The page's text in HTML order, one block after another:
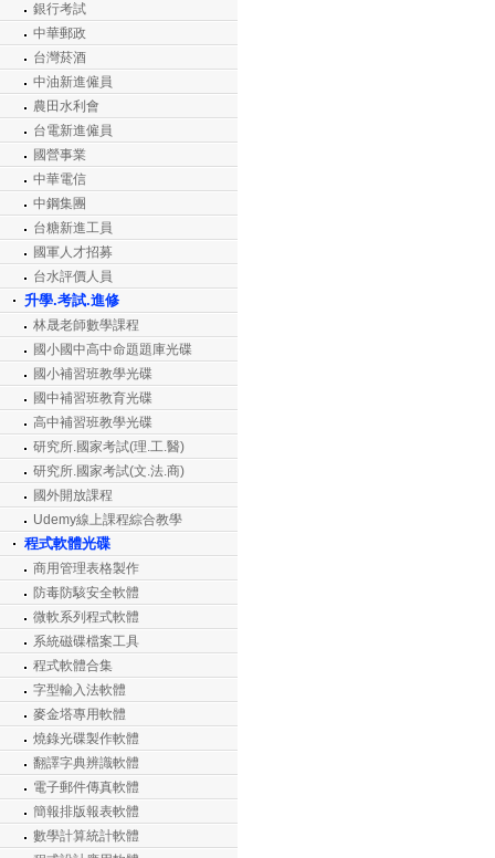
銀行考試
中華郵政
台灣菸酒
中油新進僱員
農田水利會
台電新進僱員
國營事業
中華電信
中鋼集團
台糖新進工員
國軍人才招募
台水評價人員
升學.考試.進修
林晟老師數學課程
國小國中高中命題題庫光碟
國小補習班教學光碟
國中補習班教育光碟
高中補習班教學光碟
研究所.國家考試(理.工.醫)
研究所.國家考試(文.法.商)
國外開放課程
Udemy線上課程綜合教學
程式軟體光碟
商用管理表格製作
防毒防駭安全軟體
微軟系列程式軟體
系統磁碟檔案工具
程式軟體合集
字型輸入法軟體
麥金塔專用軟體
燒錄光碟製作軟體
翻譯字典辨識軟體
電子郵件傳真軟體
簡報排版報表軟體
數學計算統計軟體